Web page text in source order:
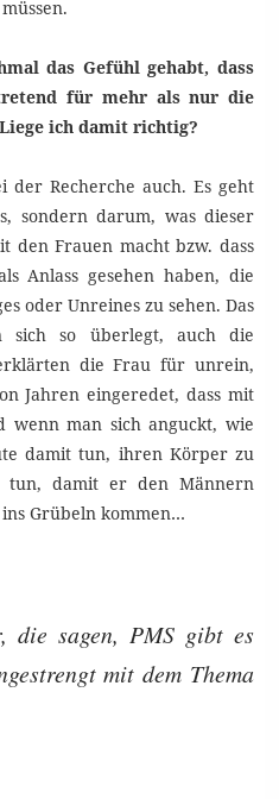
das Gefühl gehabt, dass
für mehr als nur die
ich damit richtig?
der Recherche auch. Es geht
sondern darum, was dieser
den Frauen macht bzw. dass
Anlass gesehen haben, die
oder Unreines zu sehen. Das
sich so überlegt, auch die
die Frau für unrein,
Jahren eingeredet, dass mit
wenn man sich anguckt, wie
damit tun, ihren Körper zu
tun, damit er den Männern
Grübeln kommen…
die sagen, PMS gibt es
mit dem Thema